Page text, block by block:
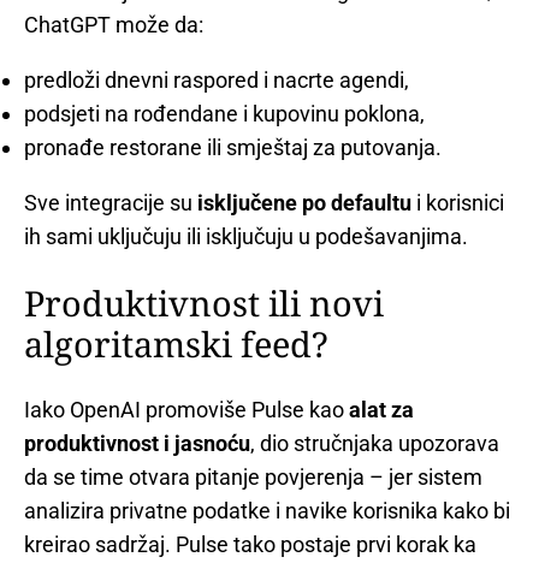
ChatGPT može da:
predloži dnevni raspored i nacrte agendi,
podsjeti na rođendane i kupovinu poklona,
pronađe restorane ili smještaj za putovanja.
Sve integracije su isključene po defaultu i korisnici
ih sami uključuju ili isključuju u podešavanjima.
Produktivnost ili novi
algoritamski feed?
Iako OpenAI promoviše Pulse kaoalat za
produktivnost i jasnoću, dio stručnjaka upozorava
da se time otvara pitanje povjerenja – jer sistem
analizira privatne podatke i navike korisnika kako bi
kreirao sadržaj. Pulse tako postaje prvi korak ka